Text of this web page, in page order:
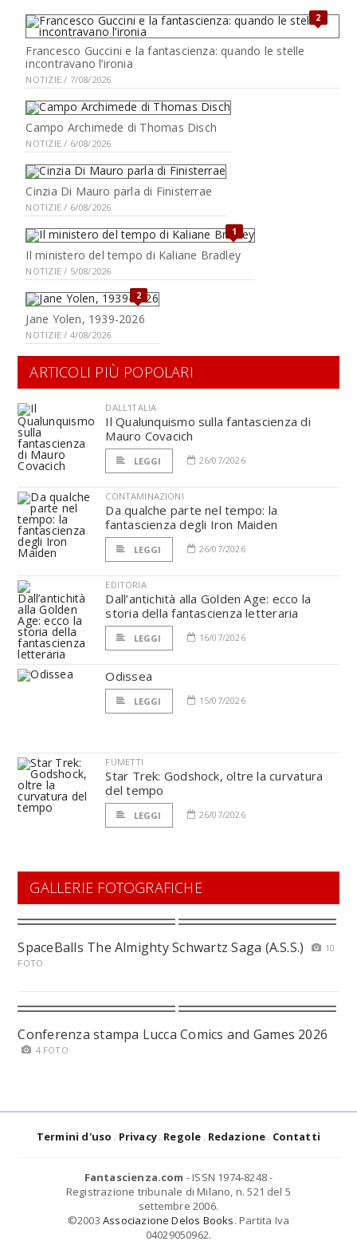
2
Francesco Guccini e la fantascienza: quando le stelle
incontravano l’ironia
NOTIZIE / 7/08/2026
Campo Archimede di Thomas Disch
NOTIZIE / 6/08/2026
Cinzia Di Mauro parla di Finisterrae
NOTIZIE / 6/08/2026
1
Il ministero del tempo di Kaliane Bradley
NOTIZIE / 5/08/2026
2
Jane Yolen, 1939-2026
NOTIZIE / 4/08/2026
ARTICOLI PIÙ POPOLARI
DALL'ITALIA
Il Qualunquismo sulla fantascienza di
Mauro Covacich
LEGGI 26/07/2026
CONTAMINAZIONI
Da qualche parte nel tempo: la
fantascienza degli Iron Maiden
LEGGI 26/07/2026
EDITORIA
Dall’antichità alla Golden Age: ecco la
storia della fantascienza letteraria
LEGGI 16/07/2026
Odissea
LEGGI 15/07/2026
FUMETTI
Star Trek: Godshock, oltre la curvatura
del tempo
LEGGI 26/07/2026
GALLERIE FOTOGRAFICHE
SpaceBalls The Almighty Schwartz Saga (A.S.S.)
10
FOTO
Conferenza stampa Lucca Comics and Games 2026
4 FOTO
Termini d'uso Privacy Regole Redazione Contatti
Fantascienza.com - ISSN 1974-8248 -
Registrazione tribunale di Milano, n. 521 del 5
settembre 2006.
©2003 Associazione Delos Books. Partita Iva
04029050962.